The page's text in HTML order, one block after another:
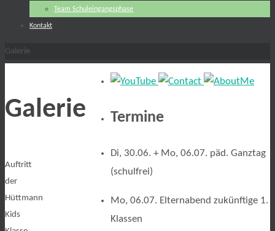
Team Schuleingangsphase
Kontakt
Start
Galerie
Galerie
Auftritt
der
Hüttmann
Kids
Termine
Di, 30.06. + Mo, 06.07. päd. Ganztag
(schulfrei)
Mo, 06.07. Elternabend zukünftige 1.
Klassen